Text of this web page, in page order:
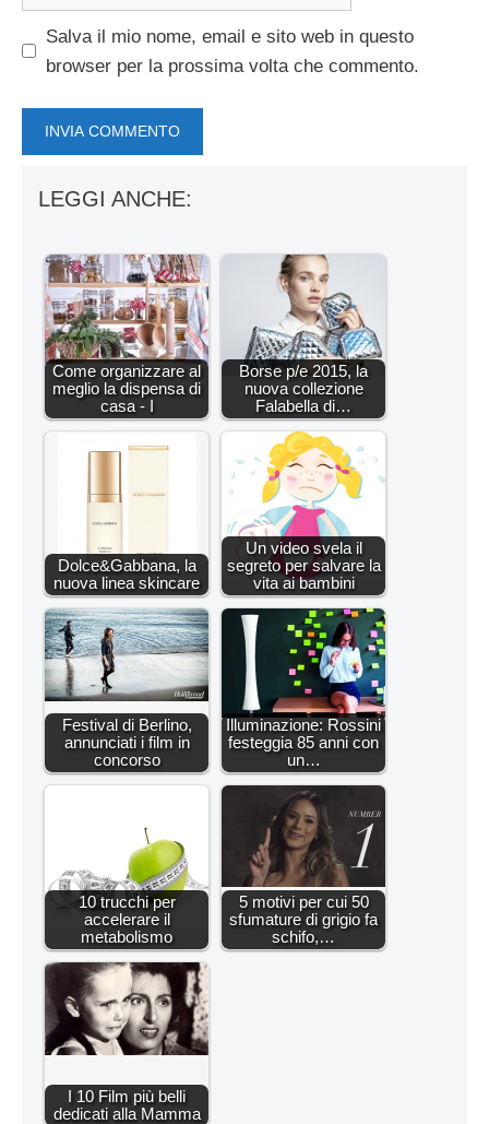
Salva il mio nome, email e sito web in questo
browser per la prossima volta che commento.
LEGGI ANCHE:
Come organizzare al
meglio la dispensa di
casa - I
Borse p/e 2015, la
nuova collezione
Falabella di…
Dolce&Gabbana, la
nuova linea skincare
Un video svela il
segreto per salvare la
vita ai bambini
Festival di Berlino,
annunciati i film in
concorso
Illuminazione: Rossini
festeggia 85 anni con
un…
10 trucchi per
accelerare il
metabolismo
5 motivi per cui 50
sfumature di grigio fa
schifo,…
I 10 Film più belli
dedicati alla Mamma